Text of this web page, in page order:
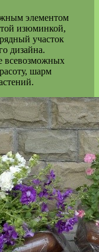
элементом
той изюминкой,
участок
дизайна.
всевозможных
шарм